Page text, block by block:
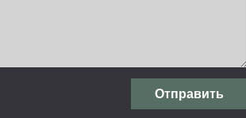
Отправить